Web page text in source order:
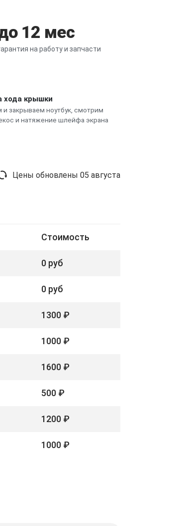
12 мес
на работу и запчасти
хода крышки
и закрываем ноутбук, смотрим
и натяжение шлейфа экрана
Цены обновлены 05 августа
Стоимость
0 руб
0 руб
1300 ₽
1000 ₽
1600 ₽
500 ₽
1200 ₽
1000 ₽